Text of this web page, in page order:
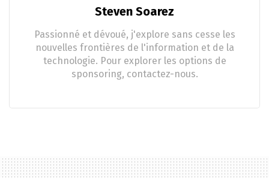
Steven Soarez
Passionné et dévoué, j'explore sans cesse les
nouvelles frontières de l'information et de la
technologie. Pour explorer les options de
sponsoring, contactez-nous.